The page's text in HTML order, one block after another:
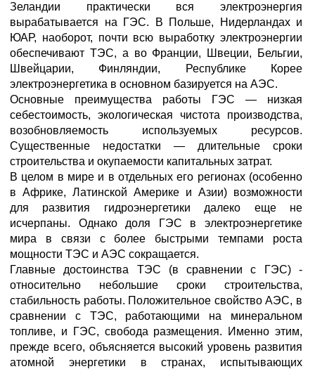
Зеландии практически вся электроэнергия
вырабатывается на ГЭС. В Польше, Нидерландах и
ЮАР, наоборот, почти всю выработку электроэнергии
обеспечивают ТЭС, а во Франции, Швеции, Бельгии,
Швейцарии, Финляндии, Республике Корее
электроэнергетика в основном базируется на АЭС.
Основные преимущества работы ГЭС — низкая
себестоимость, экологическая чистота производства,
возобновляемость используемых ресурсов.
Существенные недостатки — длительные сроки
строительства и окупаемости капитальных затрат.
В целом в мире и в отдельных его регионах (особенно
в Африке, Латинской Америке и Азии) возможности
для развития гидроэнергетики далеко еще не
исчерпаны. Однако доля ГЭС в электроэнергетике
мира в связи с более быстрыми темпами роста
мощности ТЭС и АЭС сокращается.
Главные достоинства ТЭС (в сравнении с ГЭС) -
относительно небольшие сроки строительства,
стабильность работы. Положительное свойство АЭС, в
сравнении с ТЭС, работающими на минеральном
топливе, и ГЭС, свобода размещения. Именно этим,
прежде всего, объясняется высокий уровень развития
атомной энергетики в странах, испытывающих